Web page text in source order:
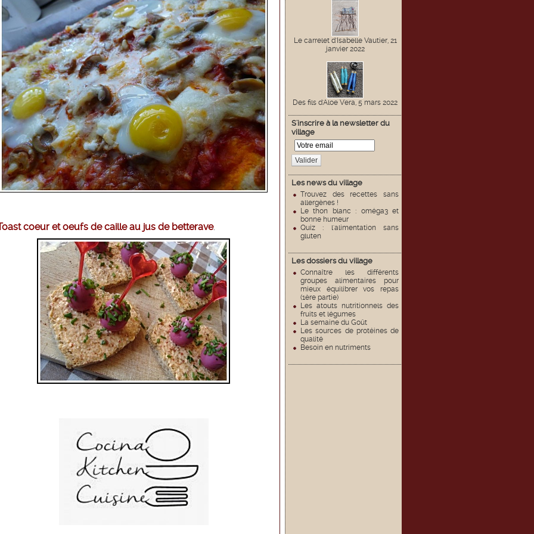
Le carrelet d'Isabelle Vautier, 21
janvier 2022
Des fils d'Aloe Vera, 5 mars 2022
S'inscrire à la newsletter du
village
Valider
Les news du village
Trouvez des recettes sans
allergènes !
Le thon blanc : oméga3 et
bonne humeur
Quiz : l'alimentation sans
gluten
Les dossiers du village
Connaître les différents
groupes alimentaires pour
mieux équilibrer vos repas
(1ère partie)
Les atouts nutritionnels des
fruits et légumes
La semaine du Goût
Les sources de protéines de
qualité
Besoin en nutriments
coeur et oeufs de caille au jus de betterave.